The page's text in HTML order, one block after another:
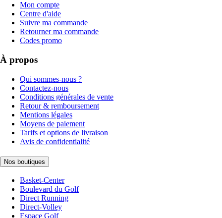
Mon compte
Centre d'aide
Suivre ma commande
Retourner ma commande
Codes promo
À propos
Qui sommes-nous ?
Contactez-nous
Conditions générales de vente
Retour & remboursement
Mentions légales
Moyens de paiement
Tarifs et options de livraison
Avis de confidentialité
Nos boutiques
Basket-Center
Boulevard du Golf
Direct Running
Direct-Volley
Espace Golf